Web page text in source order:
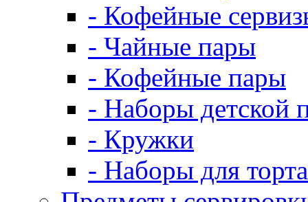
- Кофейные
- Чайные пары
- Кофейные пары
- Наборы детской
- Кружки
- Наборы для торта